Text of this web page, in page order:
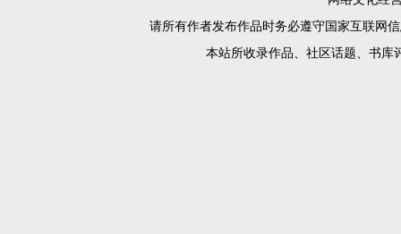
请所有作者发布作品时务必遵守国家互联网
本站所收录作品、社区话题、书库